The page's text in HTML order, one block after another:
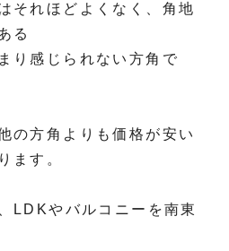
それほどよくなく、角地
る
り感じられない方角で
の方角よりも価格が安い
ます。
LDKやバルコニーを南東